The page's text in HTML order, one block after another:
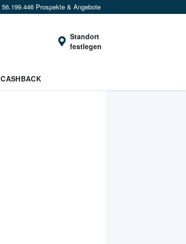
56.199.446 Prospekte & Angebote
Standort
festlegen
CASHBACK